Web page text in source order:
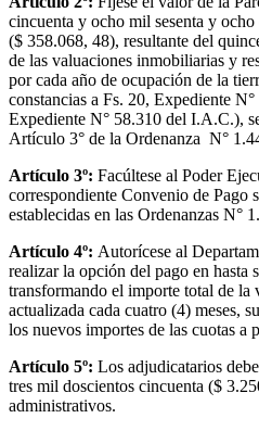
cincuenta y ocho mil sesenta y
($ 358.068, 48), resultante del
de las valuaciones inmobiliarias y
por cada año de ocupación de la
constancias a Fs. 20, Expediente
Expediente N° 58.310 del I.A.C.),
Artículo 3° de la Ordenanza N°
Artículo 3º: Facúltese al Poder
correspondiente Convenio de Pago
establecidas en las Ordenanzas N°
Artículo 4º: Autorícese al
realizar la opción del pago en hasta
transformando el importe total de la
actualizada cada cuatro (4) meses,
los nuevos importes de las cuotas a
Artículo 5º: Los adjudicatarios
tres mil doscientos cincuenta ($
administrativos.